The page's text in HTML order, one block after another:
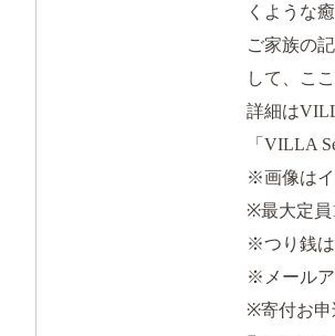
くような
ご家族の
して、こ
詳細は
「VILLA
※画像はイ
※最大定員
※つり銭は
※メールア
※寄付お申